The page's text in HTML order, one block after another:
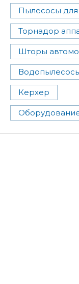
Пылесосы для
Торнадор
Шторы
Керхер